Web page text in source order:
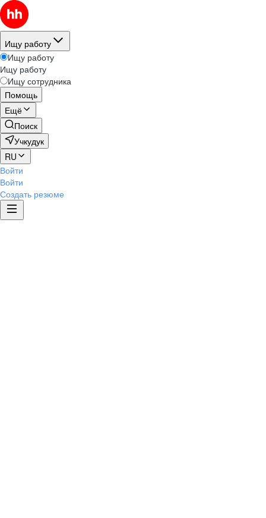
Ищу работу
Ищу работу
Ищу работу
Ищу сотрудника
Помощь
Ещё
Поиск
Учкудук
RU
Войти
Войти
Создать резюме